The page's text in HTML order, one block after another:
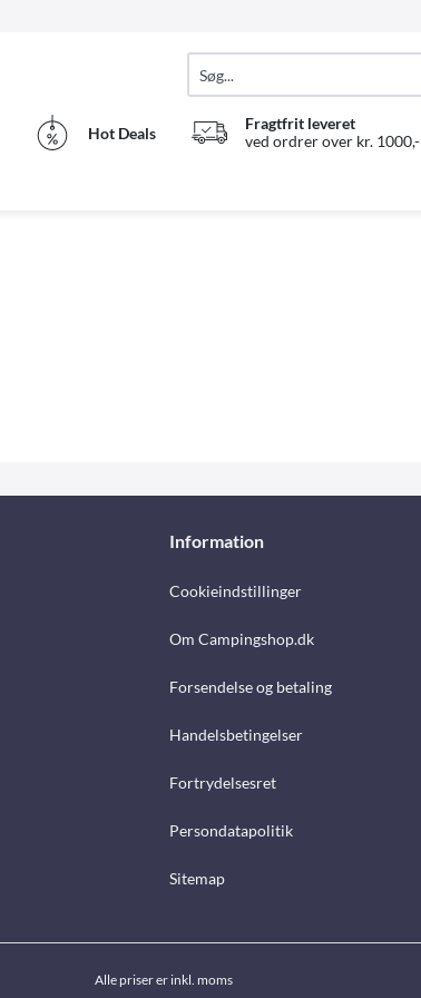
Hot Deals
Fragtfrit leveret
ved ordrer over kr. 1000,-
Information
Cookieindstillinger
Om Campingshop.dk
Forsendelse og betaling
Handelsbetingelser
Fortrydelsesret
Persondatapolitik
Sitemap
Alle priser er inkl. moms